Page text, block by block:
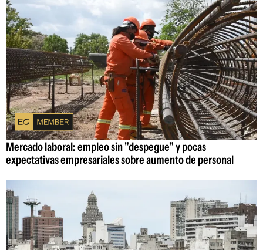
Mercado laboral: empleo sin "despegue" y pocas
expectativas empresariales sobre aumento de personal